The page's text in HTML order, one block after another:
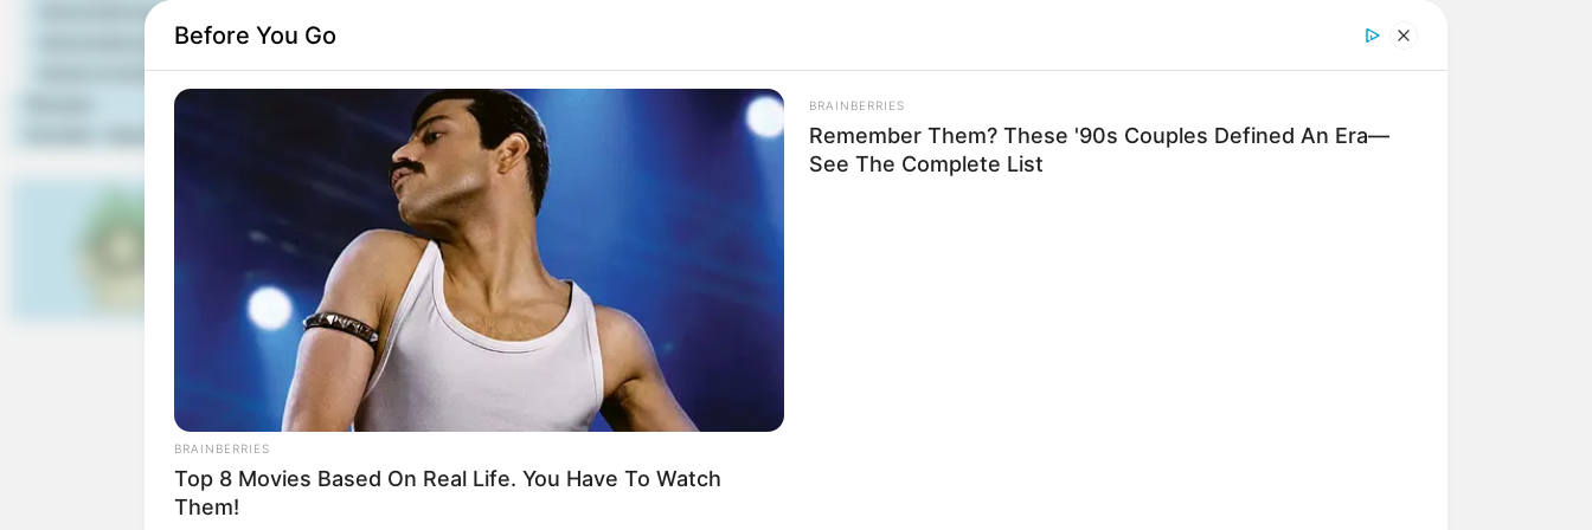
Gartenbauaustellung ein japanischer Bereich fehlen. Doch der Japanische Garten in
bisher dahingehend gesehen haben, in den Schatten. So konsequent wie hier wurden in kaum einer anderen Anlage die
Regeln des japanischen Gartenbaus und ihre meditative Verquickung umgesetzt. Wir haben uns sofort nach Japan versetzt
gefühlt - es fehlten lediglich die buddhistischen Mönche und die in Kimonos gekleideten
Japanerinnen.
In diesem Park werden verschiedene Landschaftstypen mit ihren jeweiligen symbolischen Bedeutungen dargestellt.
Besonders beeindruckend sind die Spielereien mit dem Element Wasser. Die Bewegungen der Wellen ziehen von den
Wasserfällen über die Teiche hinweg und setzen sich an Land in der Anordnung der Pflanzen und Steine fort. Faszinierend ist
auch, wie eine Wasserlandschaft in einer ausschließlich aus Kieseln gestalteten Welt mit den Inseln der Glückseligkeit (ein
ursprünglich chinesischer Mythos von der Unsterblichkeit) nachempfunden ist.
Im Mittelpunkt des Gartens steht ein Pflanzenpavillon, in dem man auch während der kalten Jahreszeit den Garten genießen
Öffnungszeiten: Täglich von 9:00 Uhr - 20:00 Uhr (Pflanzpavillon 11:00 Uhr - 17:00 Uhr). Weitere Auskünfte und Anmeldung für
Veranstaltungstipps
Veranstaltung eintragen
Hotels & Unterkünfte
Before You Go
BRAINBERRIES
Top 8 Movies Based On Real Life. You Have To Watch
Them!
BRAINBERRIES
Remember Them? These '90s Couples Defined An Era—
See The Complete List